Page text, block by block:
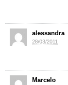
alessandra
28/03/2011
Marcelo